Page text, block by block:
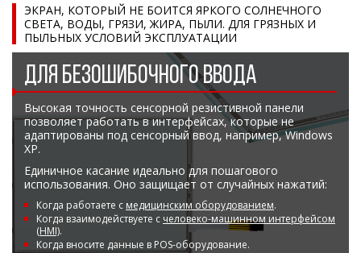
ЭКРАН, КОТОРЫЙ НЕ БОИТСЯ ЯРКОГО СОЛНЕЧНОГО
СВЕТА, ВОДЫ, ГРЯЗИ, ЖИРА, ПЫЛИ. ДЛЯ ГРЯЗНЫХ И
ПЫЛЬНЫХ УСЛОВИЙ ЭКСПЛУАТАЦИИ
ДЛЯ БЕЗОШИБОЧНОГО ВВОДА
Высокая точность сенсорной резистивной панели
позволяет работать в интерфейсах, которые не
адаптированы под сенсорный ввод, например, Windows
XP.
Единичное касание идеально для пошагового
использования. Оно защищает от случайных нажатий:
Когда работаете с медицинским оборудованием.
Когда взаимодействуете с человеко-машинном интерфейсом
(HMI).
Когда вносите данные в POS-оборудование.